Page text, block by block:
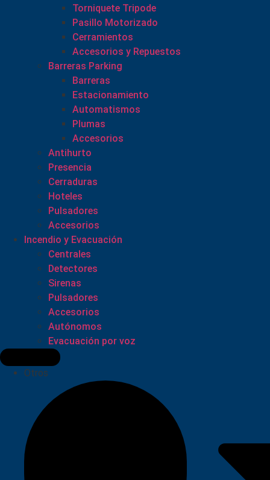
Torniquete Tripode
Pasillo Motorizado
Cerramientos
Accesorios y Repuestos
Barreras Parking
Barreras
Estacionamiento
Automatismos
Plumas
Accesorios
Antihurto
Presencia
Cerraduras
Hoteles
Pulsadores
Accesorios
Incendio y Evacuación
Centrales
Detectores
Sirenas
Pulsadores
Accesorios
Autónomos
Evacuación por voz
Otros